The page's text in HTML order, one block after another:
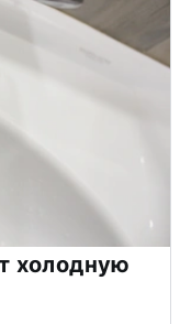
холодную